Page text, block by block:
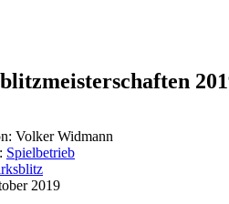
Volker Widmann
Spielbetrieb
2019